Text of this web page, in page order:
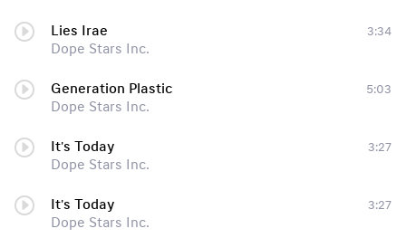
Lies Irae
Dope Stars Inc.
3:34
Generation Plastic
Dope Stars Inc.
5:03
It's Today
Dope Stars Inc.
3:27
It's Today
Dope Stars Inc.
3:27